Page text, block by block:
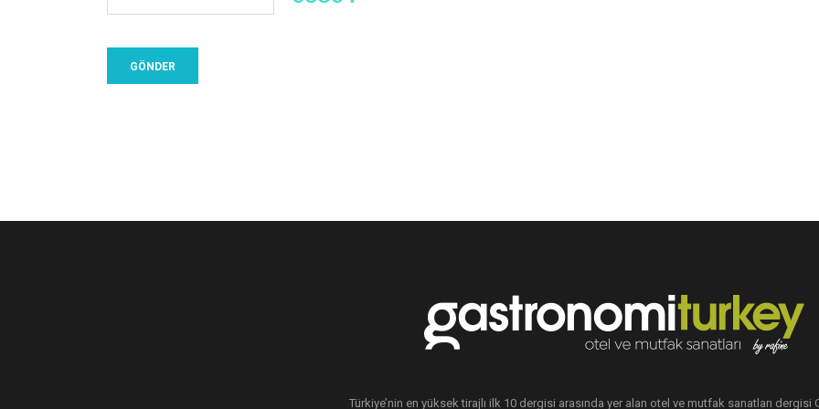
Türkiye’nin en yüksek tirajlı ilk 10 dergisi arasında yer alan otel ve mutfak sanatları dergisi